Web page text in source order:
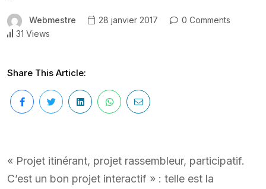
Webmestre 28 janvier 2017
0 Comments
31 Views
Share This Article:
« Projet itinérant, projet rassembleur, participatif.
C’est un bon projet interactif » : telle est la